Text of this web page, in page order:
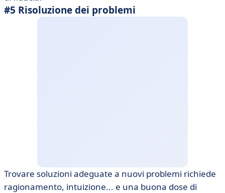
#5 Risoluzione dei problemi
Trovare soluzioni adeguate a nuovi problemi richiede
ragionamento, intuizione... e una buona dose di